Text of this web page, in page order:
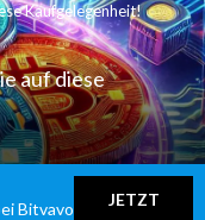
Kaufgelegenheit!
auf diese
Bitvavo
JETZT